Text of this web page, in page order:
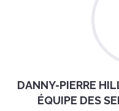
DANNY-PIERRE
ÉQUIPE DES